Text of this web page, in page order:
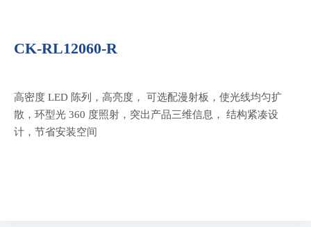
CK-RL12060-R
高密度 LED 陈列，高亮度， 可选配漫射板，使光线均匀扩
散，环型光 360 度照射，突出产品三维信息， 结构紧凑设
计，节省安装空间